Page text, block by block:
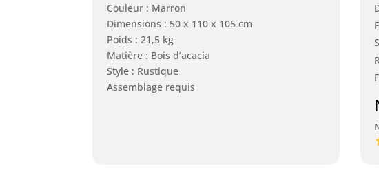
Couleur : Marron
Dimensions : 50 x 110 x 105 cm
Poids : 21,5 kg
Matière : Bois d’acacia
Style : Rustique
Assemblage requis